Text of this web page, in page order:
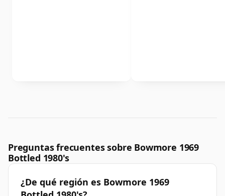
Preguntas frecuentes sobre Bowmore 1969
Bottled 1980's
¿De qué región es Bowmore 1969